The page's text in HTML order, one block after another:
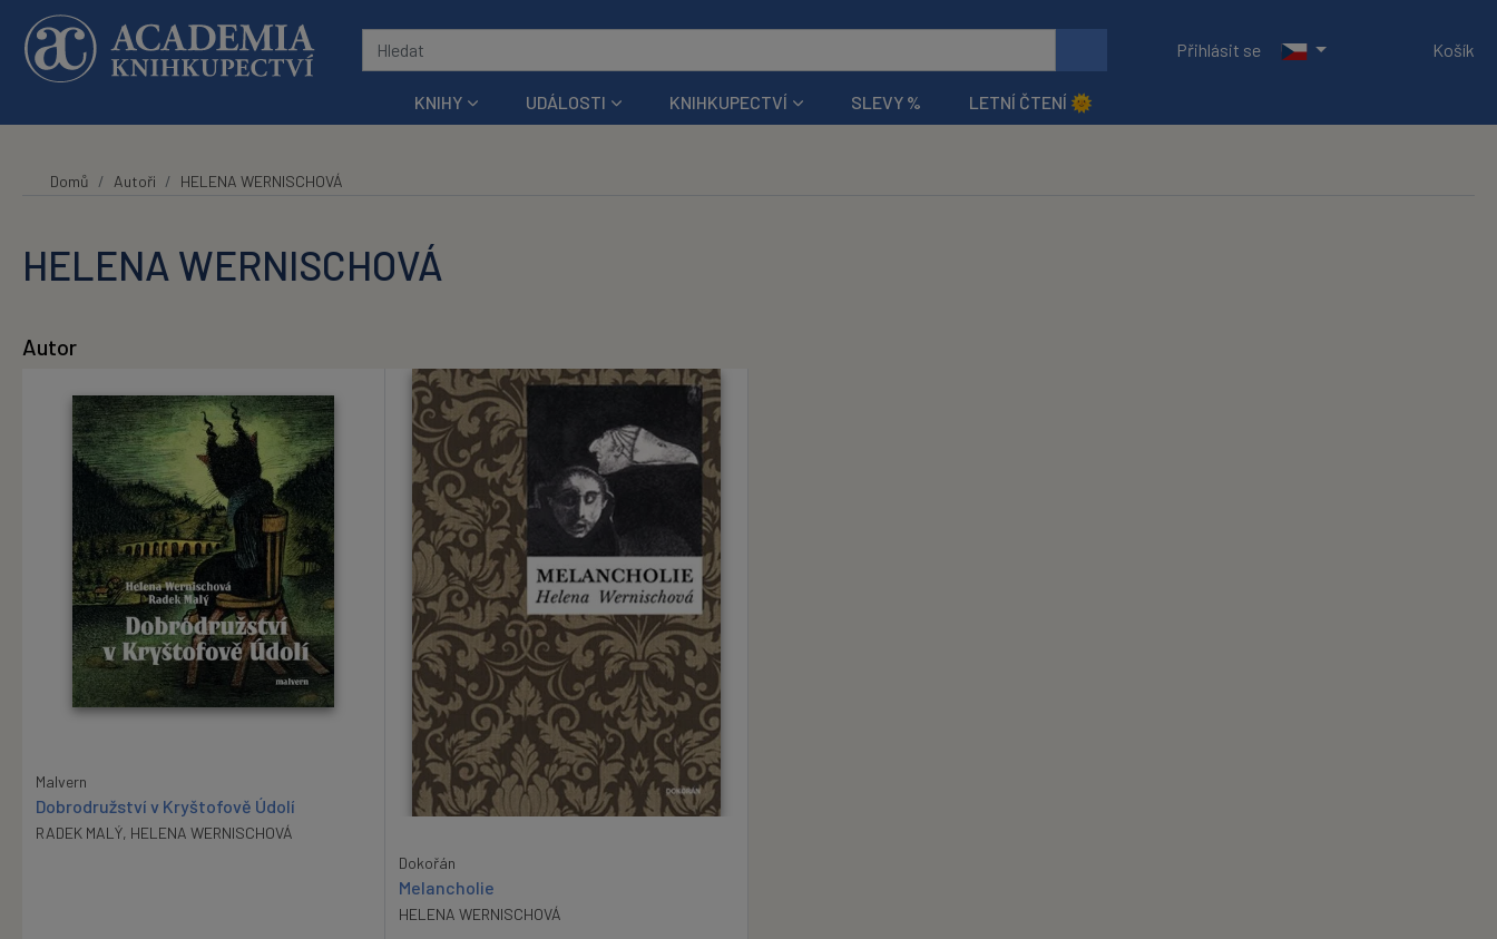
Přeskočit na hlavní obsah
Přihlásit se
Košík
KNIHY UDÁLOSTI KNIHKUPECTVÍ SLEVY % LETNÍ ČTENÍ 🌞
Domů Autoři HELENA WERNISCHOVÁ
HELENA WERNISCHOVÁ
Autor
Malvern
Dobrodružství v Kryštofově Údolí
RADEK MALÝ, HELENA WERNISCHOVÁ
Dokořán
Melancholie
HELENA WERNISCHOVÁ